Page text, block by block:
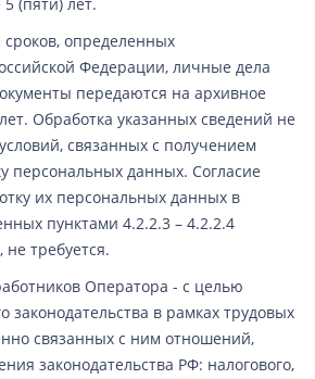
определенных
Федерации, личные дела
передаются на архивное
Обработка указанных сведений не
связанных с получением
персональных данных. Согласие
их персональных данных в
пунктами 4.2.2.3 – 4.2.2.4
требуется.
Оператора - с целью
законодательства в рамках трудовых
связанных с ним отношений,
законодательства РФ: налогового,